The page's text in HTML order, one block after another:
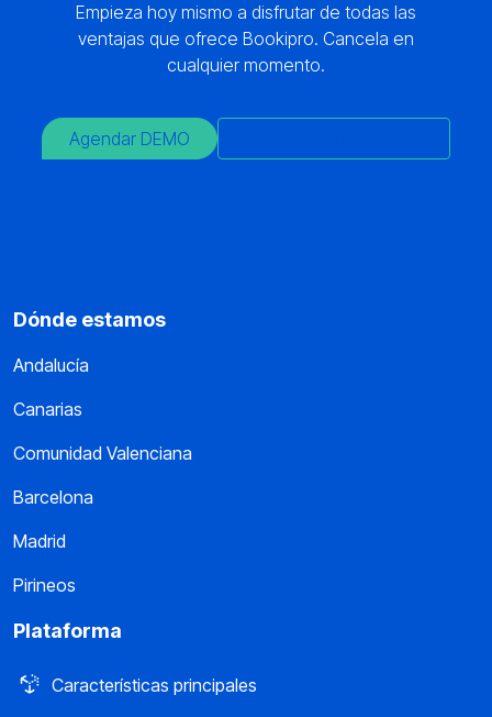
Empieza hoy mismo a disfrutar de todas las
ventajas que ofrece Bookipro. Cancela en
cualquier momento.
Agendar DEMO
Dónde estamos
Andalucía
Canarias
Comunidad Valenciana
Barcelona
Madrid
Pirineos
Plataforma
Características principales